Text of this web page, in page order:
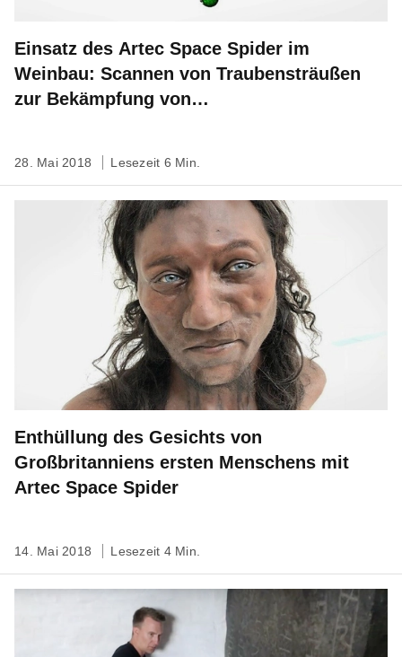
Einsatz des Artec Space Spider im
Weinbau: Scannen von Traubensträußen
zur Bekämpfung von
28. Mai 2018 Lesezeit 6 Min.
Enthüllung des Gesichts von
Großbritanniens ersten Menschens mit
Artec Space Spider
14. Mai 2018 Lesezeit 4 Min.